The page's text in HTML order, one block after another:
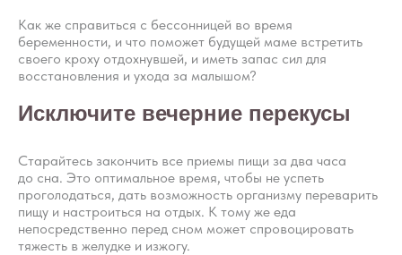
Как же справиться с бессонницей во время
беременности, и что поможет будущей маме встретить
своего кроху отдохнувшей, и иметь запас сил для
восстановления и ухода за малышом?
Исключите вечерние перекусы
Старайтесь закончить все приемы пищи за два часа
до сна. Это оптимальное время, чтобы не успеть
проголодаться, дать возможность организму переварить
пищу и настроиться на отдых. К тому же еда
непосредственно перед сном может спровоцировать
тяжесть в желудке и изжогу.